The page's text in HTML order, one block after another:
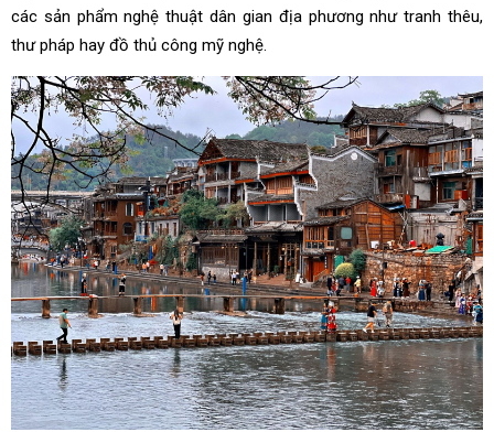
các sản phẩm nghệ thuật dân gian địa phương như tranh thêu,
thư pháp hay đồ thủ công mỹ nghệ.